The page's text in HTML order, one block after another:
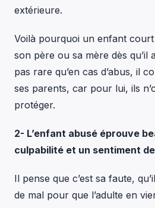
extérieure.
Voilà pourquoi un enfant
son père ou sa mère dès qu’il
pas rare qu’en cas d’abus, il
ses parents, car pour lui, ils
protéger.
2- L’enfant abusé éprouve
culpabilité et un sentiment
Il pense que c’est sa faute,
de mal pour que l’adulte en